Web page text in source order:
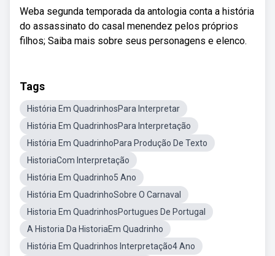
Weba segunda temporada da antologia conta a história
do assassinato do casal menendez pelos próprios
filhos; Saiba mais sobre seus personagens e elenco.
Tags
História Em QuadrinhosPara Interpretar
História Em QuadrinhosPara Interpretação
História Em QuadrinhoPara Produção De Texto
HistoriaCom Interpretação
História Em Quadrinho5 Ano
História Em QuadrinhoSobre O Carnaval
Historia Em QuadrinhosPortugues De Portugal
A Historia Da HistoriaEm Quadrinho
História Em Quadrinhos Interpretação4 Ano